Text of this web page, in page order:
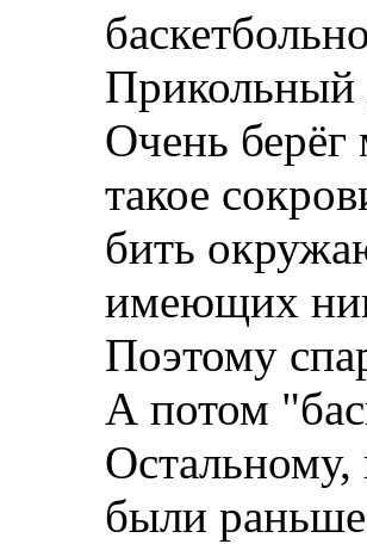
Прикольный
Очень берёг
такое
бить
имеющих
Поэтому
А потом
были